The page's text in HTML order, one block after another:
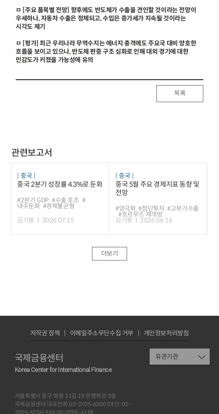
ㅁ [주요 품목별 전망] 향후에도 반도체가 수출을 견인할 것이라는 전망이
우세하나, 자동차 수출은 정체되고, 수입은 증가세가 지속될 것이라는
시각도 제기
ㅁ [평가] 최근 우리나라 무역수지는 에너지 충격에도 주요국 대비 양호한
흐름을 보이고 있으나, 반도체 편중 구조 심화로 인해 대외 경기에 대한
민감도가 커졌을 가능성에 유의
목록
관련보고서
중국
중국 2분기 성장률 4.3%로 둔화
#2분기 GDP #수출 호조 #
내수둔화 #경제불균형
김기봉
2026.07.15
중국
중국 5월 주요 경제지표 동향 및
전망
#양극화 #첨단투자 #고부가수출
#호르무즈 재개방
김기봉 2026.06.16
더보기
국제금융센터
Korea Center for International Finance
서울특별시 중구 명동 11길 19 은행회관 3층
국제금융센터 대표전화 02-3705-6200 (야간: 02-
3705-6236) FAX 02-3705-6159
저작권 정책 이메일주소무단수집 거부 개인정보처리방침
유관기관